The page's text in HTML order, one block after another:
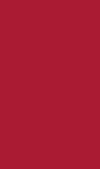
PRODUITS
être